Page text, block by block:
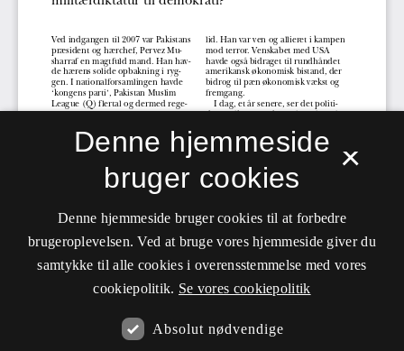
×
Denne hjemmeside
bruger cookies
Denne hjemmeside bruger cookies til at forbedre
brugeroplevelsen. Ved at bruge vores hjemmeside giver du
samtykke til alle cookies i overensstemmelse med vores
cookiepolitik. Se vores cookiepolitik
Absolut nødvendige